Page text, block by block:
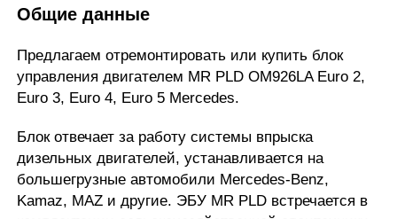
Общие данные
Предлагаем отремонтировать или купить блок
управления двигателем MR PLD OM926LA Euro 2,
Euro 3, Euro 4, Euro 5 Mercedes.
Блок отвечает за работу системы впрыска
дизельных двигателей, устанавливается на
большегрузные автомобили Mercedes-Benz,
Kamaz, MAZ и другие. ЭБУ MR PLD встречается в